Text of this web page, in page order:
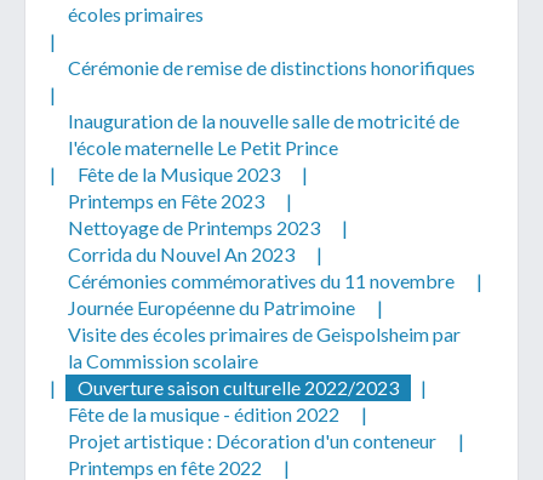
écoles primaires
|
Cérémonie de remise de distinctions honorifiques
|
Inauguration de la nouvelle salle de motricité de
l'école maternelle Le Petit Prince
|
Fête de la Musique 2023
|
Printemps en Fête 2023
|
Nettoyage de Printemps 2023
|
Corrida du Nouvel An 2023
|
Cérémonies commémoratives du 11 novembre
|
Journée Européenne du Patrimoine
|
Visite des écoles primaires de Geispolsheim par
la Commission scolaire
|
Ouverture saison culturelle 2022/2023
|
Fête de la musique - édition 2022
|
Projet artistique : Décoration d'un conteneur
|
Printemps en fête 2022
|